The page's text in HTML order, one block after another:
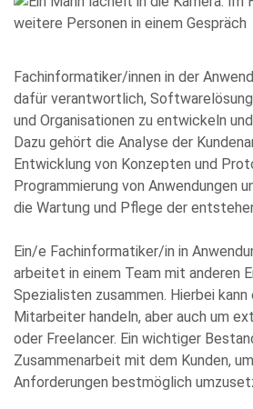
Fachinformatiker/innen in der
dafür verantwortlich,
und Organisationen zu entwickeln
Dazu gehört die Analyse der
Entwicklung von Konzepten und
Programmierung von Anwendungen
die Wartung und Pflege der
Ein/e Fachinformatiker/in in
arbeitet in einem Team mit anderen
Spezialisten zusammen. Hierbei
Mitarbeiter handeln, aber auch um
oder Freelancer. Ein wichtiger
Zusammenarbeit mit dem Kunden,
Anforderungen bestmöglich
Bitte
füllen
Sie
alle
Pflichtfelder
leave
this
field
empty.